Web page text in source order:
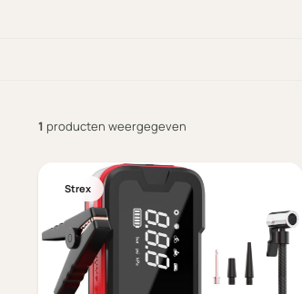
1 producten weergegeven
Strex